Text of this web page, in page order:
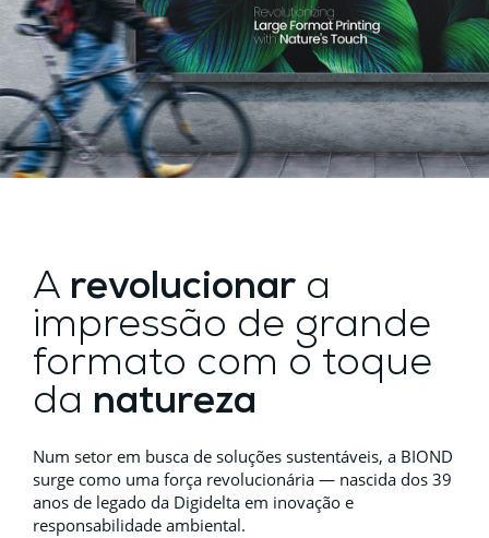
A revolucionar a
impressão de grande
formato com o toque
da natureza
Num setor em busca de soluções sustentáveis, a BIOND
surge como uma força revolucionária — nascida dos 39
anos de legado da Digidelta em inovação e
responsabilidade ambiental.